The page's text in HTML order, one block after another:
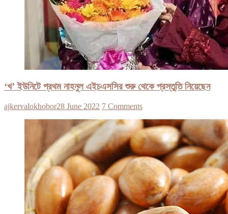
‘খ’ ইউনিটে প্রথম নাহনুল এইচএসসির শুরু থেকে প্রস্তুতি নিয়েছেন
ajkervalokhobor28 June 2022 7 Comments